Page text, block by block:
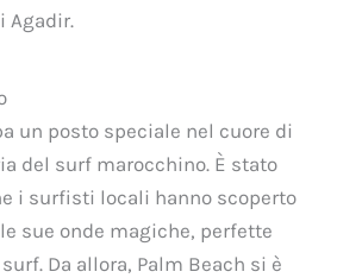
Agadir.
un posto speciale nel cuore di
del surf marocchino. È stato
i surfisti locali hanno scoperto
sue onde magiche, perfette
Da allora, Palm Beach si è